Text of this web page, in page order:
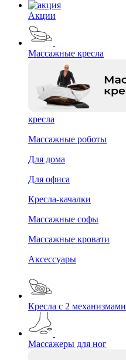
Акции
Массажные кресла
кресла
Массажные роботы
Для дома
Для офиса
Кресла-качалки
Массажные софы
Массажные кровати
Аксессуары
Кресла с 2 механизмами
Массажеры для ног